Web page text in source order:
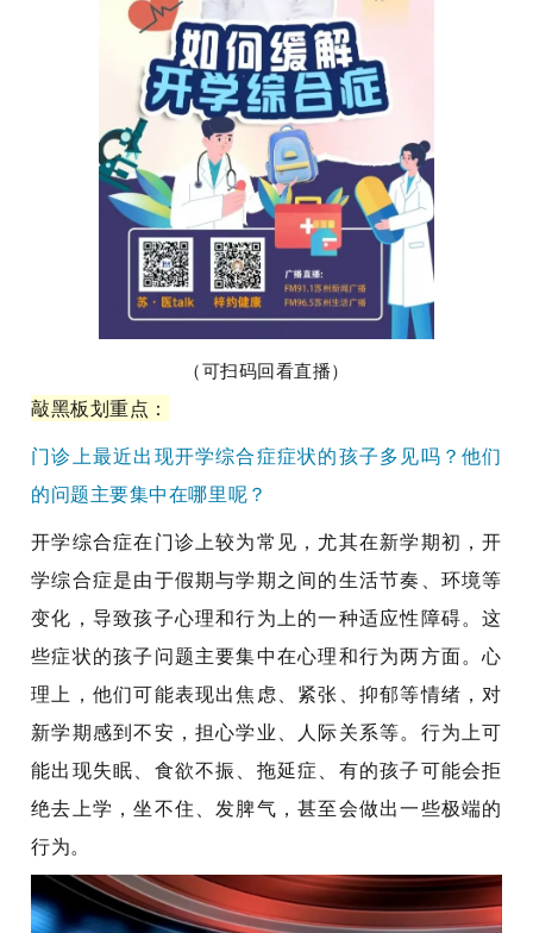
（可扫码回看直播）
敲黑板划重点 ：
门诊上最近出现开学综合症症状的孩子多见吗？他们
的问题主要集中在哪里呢？
开学综合症在门诊上较为常见，尤其在新学期初，开
学综合症是由于假期与学期之间的生活节奏、环境等
变化，导致孩子心理和行为上的一种适应性障碍。这
些症状的孩子问题主要集中在心理和行为两方面。心
理上，他们可能表现出焦虑、紧张、抑郁等情绪，对
新学期感到不安，担心学业、人际关系等。行为上可
能出现失眠、食欲不振、拖延症、有的孩子可能会拒
绝去上学，坐不住、发脾气，甚至会做出一些极端的
行为。